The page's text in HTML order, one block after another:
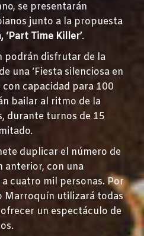
se presentarán
junto a la propuesta
‘Part Time Killer’.
podrán disfrutar de la
una ‘Fiesta silenciosa en
con capacidad para 100
bailar al ritmo de la
durante turnos de 15
duplicar el número de
anterior, con una
cuatro mil personas. Por
Marroquín utilizará todas
un espectáculo de